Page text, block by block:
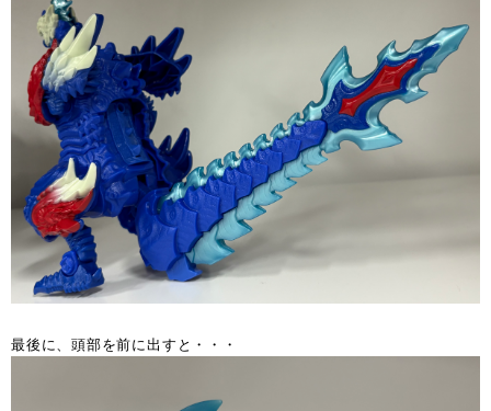
最後に、頭部を前に出すと・・・